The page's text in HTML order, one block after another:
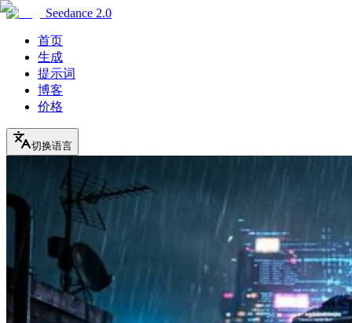
Seedance 2.0
首页
生成
提示词
博客
价格
切换语言